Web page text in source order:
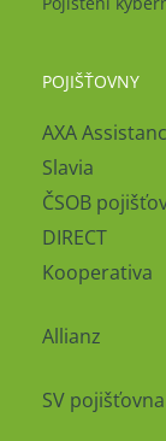
POJIŠŤOVNY
AXA
Slavia
ČSOB
DIRECT
Kooperativa
Allianz
SV pojišťovna